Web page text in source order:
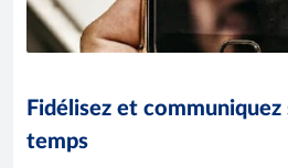
Fidélisez et
temps